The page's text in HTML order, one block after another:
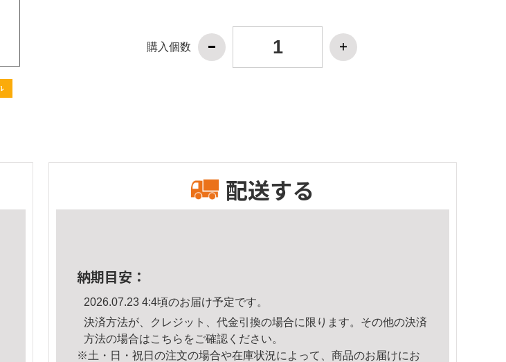
購入個数
配送する
納期目安：
2026.07.23 4:4頃のお届け予定です。
決済方法が、クレジット、代金引換の場合に限ります。その他の決済
方法の場合はこちら をご確認ください。
※土・日・祝日の注文の場合や在庫状況によって、商品のお届けにお